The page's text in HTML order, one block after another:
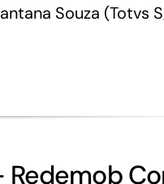
Souza (Totvs
Redemob